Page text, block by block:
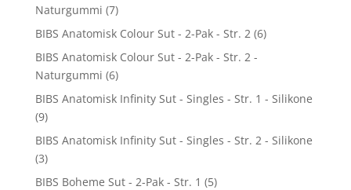
Naturgummi (7)
BIBS Anatomisk Colour Sut - 2-Pak - Str. 2 (6)
BIBS Anatomisk Colour Sut - 2-Pak - Str. 2 -
Naturgummi (6)
BIBS Anatomisk Infinity Sut - Singles - Str. 1 - Silikone
(9)
BIBS Anatomisk Infinity Sut - Singles - Str. 2 - Silikone
(3)
BIBS Boheme Sut - 2-Pak - Str. 1 (5)